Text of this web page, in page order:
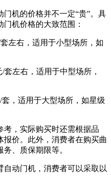
机的价格并不一定“贵”。具
机价格的大致范围：
左右，适用于小型场所，如
套左右，适用于中型场所，
，适用于大型场所，如星级
考，实际购买时还需根据品
价。此外，消费者在购买曲
、质保期限等。
动门机，消费者可以采取以